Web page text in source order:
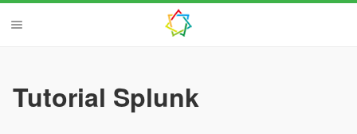
Tutorial Splunk